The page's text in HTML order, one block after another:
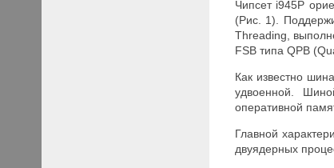
Чипсет i945P
(Рис. 1).
Threading,
FSB типа QPB
Как известно
удвоенной.
оперативной
Главной
двуядерных